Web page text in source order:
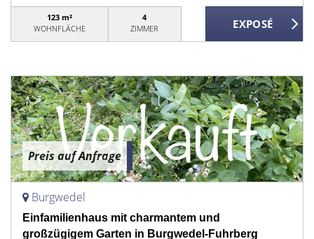
123 m²
WOHNFLÄCHE
4
ZIMMER
Preis auf Anfrage
Burgwedel
Einfamilienhaus mit charmantem und
großzügigem Garten in Burgwedel-Fuhrberg